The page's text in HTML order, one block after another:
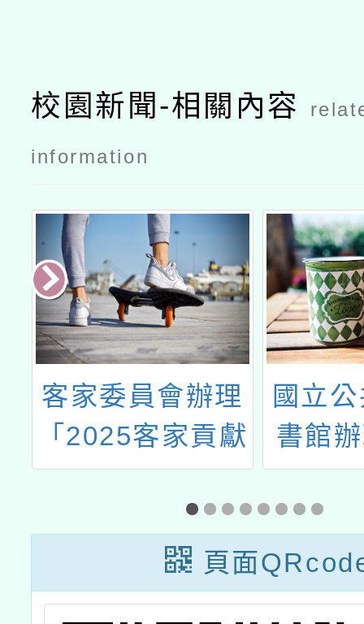
校園新聞-相關內容
information
客家委員會辦理
「2025客家貢獻
獎」
國立
書館
「從
數位
實施
頁面